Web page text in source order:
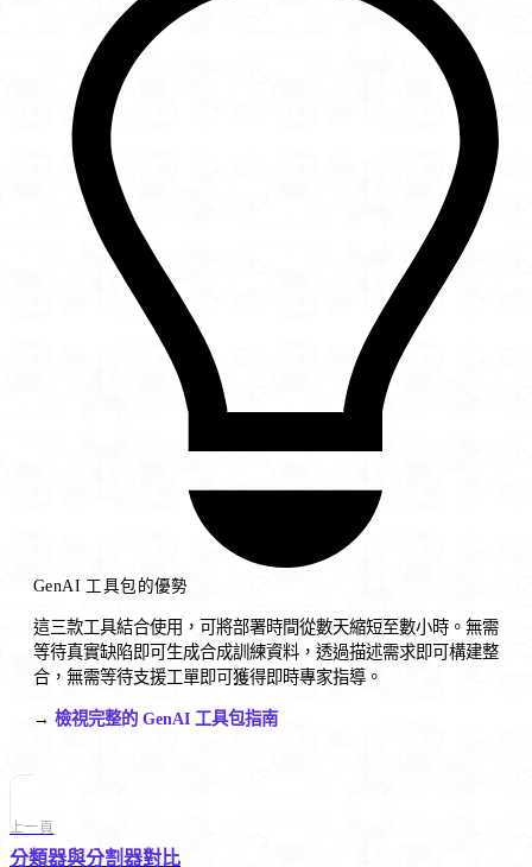
GenAI 工具包的優勢
這三款工具結合使用，可將部署時間從數天縮短至數小時。無需
等待真實缺陷即可生成合成訓練資料，透過描述需求即可構建整
合，無需等待支援工單即可獲得即時專家指導。
→ 檢視完整的 GenAI 工具包指南
上一頁
分類器與分割器對比